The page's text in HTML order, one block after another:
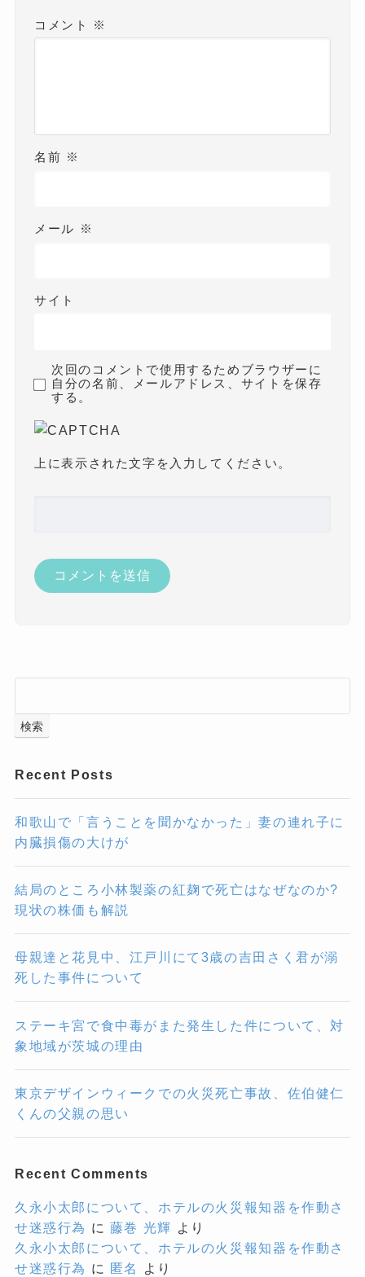
コメント ※
名前 ※
メール ※
サイト
次回のコメントで使用するためブラウザーに
自分の名前、メールアドレス、サイトを保存
する。
上に表示された文字を入力してください。
検索
Recent Posts
和歌山で「言うことを聞かなかった」妻の連れ子に
内臓損傷の大けが
結局のところ小林製薬の紅麹で死亡はなぜなのか?
現状の株価も解説
母親達と花見中、江戸川にて3歳の吉田さく君が溺
死した事件について
ステーキ宮で食中毒がまた発生した件について、対
象地域が茨城の理由
東京デザインウィークでの火災死亡事故、佐伯健仁
くんの父親の思い
Recent Comments
久永小太郎について、ホテルの火災報知器を作動さ
せ迷惑行為 に 藤巻 光輝 より
久永小太郎について、ホテルの火災報知器を作動さ
せ迷惑行為 に 匿名 より